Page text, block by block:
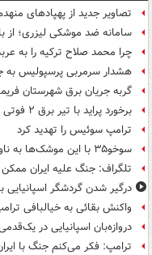
تصاویر جدید از پهپادهای
سامانه ضد موشکی لیزری؛ از
چرا محمد صلاح ترکیه را به
هشدار سرمربی پرسپولیس
گربه جریان برق شهرستان
برخورد پراید با تیر برق ۲ فوتی بر جای گذاشت
ترامپ سوئیس را تهدید کرد
سوخو۳۵ با این موشک‌ها به ناوهای‌جنگی حمله می‌کند
تلگراف: جنگ علیه ایران
درگیر شدن گردشگر
واکنش بقائی به خیالبافی
دروازه‌بان اسپانیایی در
ترامپ: فکر می‌کنم جنگ با